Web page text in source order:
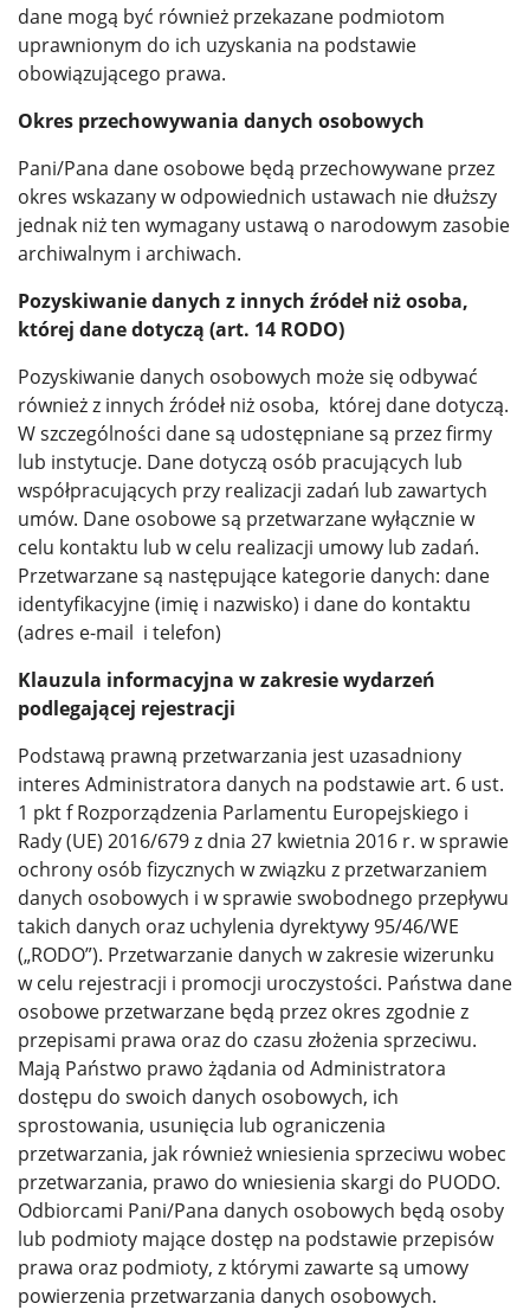
dane mogą być również przekazane podmiotom
uprawnionym do ich uzyskania na podstawie
obowiązującego prawa.
Okres przechowywania danych osobowych
Pani/Pana dane osobowe będą przechowywane przez
okres wskazany w odpowiednich ustawach nie dłuższy
jednak niż ten wymagany ustawą o narodowym zasobie
archiwalnym i archiwach.
Pozyskiwanie danych z innych źródeł niż osoba,
której dane dotyczą (art. 14 RODO)
Pozyskiwanie danych osobowych może się odbywać
również z innych źródeł niż osoba, której dane dotyczą.
W szczególności dane są udostępniane są przez firmy
lub instytucje. Dane dotyczą osób pracujących lub
współpracujących przy realizacji zadań lub zawartych
umów. Dane osobowe są przetwarzane wyłącznie w
celu kontaktu lub w celu realizacji umowy lub zadań.
Przetwarzane są następujące kategorie danych: dane
identyfikacyjne (imię i nazwisko) i dane do kontaktu
(adres e-mail i telefon)
Klauzula informacyjna w zakresie wydarzeń
podlegającej rejestracji
Podstawą prawną przetwarzania jest uzasadniony
interes Administratora danych na podstawie art. 6 ust.
1 pkt f Rozporządzenia Parlamentu Europejskiego i
Rady (UE) 2016/679 z dnia 27 kwietnia 2016 r. w sprawie
ochrony osób fizycznych w związku z przetwarzaniem
danych osobowych i w sprawie swobodnego przepływu
takich danych oraz uchylenia dyrektywy 95/46/WE
(„RODO”). Przetwarzanie danych w zakresie wizerunku
w celu rejestracji i promocji uroczystości. Państwa dane
osobowe przetwarzane będą przez okres zgodnie z
przepisami prawa oraz do czasu złożenia sprzeciwu.
Mają Państwo prawo żądania od Administratora
dostępu do swoich danych osobowych, ich
sprostowania, usunięcia lub ograniczenia
przetwarzania, jak również wniesienia sprzeciwu wobec
przetwarzania, prawo do wniesienia skargi do PUODO.
Odbiorcami Pani/Pana danych osobowych będą osoby
lub podmioty mające dostęp na podstawie przepisów
prawa oraz podmioty, z którymi zawarte są umowy
powierzenia przetwarzania danych osobowych.